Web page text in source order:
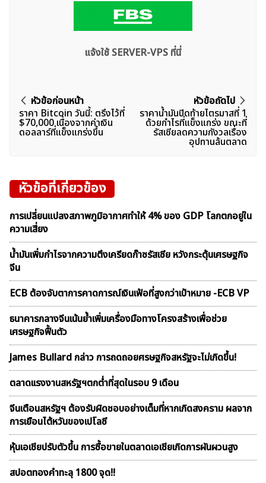
แจ้งใช้ SERVER-VPS ที่นี่
แนะแนว
เรื่อง
หัวข้อก่อนหน้า
ราคา Bitcoin วันนี้: ตรึงไว้ที่
$70,000 เนื่องจากค่าเงิน
ดอลลาร์ที่แข็งแกร่งขึ้น
หัวข้อถัดไป
ราคาน้ำมันปิดท้ายไตรมาสที่ 1
ด้วยกำไรที่แข็งแกร่ง ขณะที่
รัสเซียลดความกังวลเรื่อง
อุปทานล้นตลาด
หัวข้อที่เกี่ยวข้อง
การเปลี่ยนแปลงสภาพภูมิอากาศทำให้ 4% ของ GDP โลกตกอยู่ใน
ความเสี่ยง
น้ำมันเพิ่มกำไรจากความตึงเครียดก๊าซรัสเซีย หวังกระตุ้นเศรษฐกิจ
จีน
ECB ต้องจับตาการคาดการณ์เงินเฟ้อที่สูงกว่าเป้าหมาย -ECB VP
ธนาคารกลางจีนเน้นย้ำเพิ่มเครื่องมือทางโครงสร้างเพื่อช่วย
เศรษฐกิจฟื้นตัว
James Bullard กล่าว การถดถอยศรษฐกิจสหรัฐจะไม่เกิดขึ้น!
ตลาดเเรงงานสหรัฐฯตกต่ำที่สุดในรอบ 9 เดือน
จีนเตือนสหรัฐฯ ต้องรับผิดชอบอย่างเต็มที่หากเกิดสงคราม ผลจาก
การเยือนไต้หวันของเปโลซี
หุ้นเอเชียปรับตัวขึ้น การซื้อขายในตลาดเอเชียเกิดการผันผวนสูง
สปอตทองคำทะลุ 1800 จุด!!